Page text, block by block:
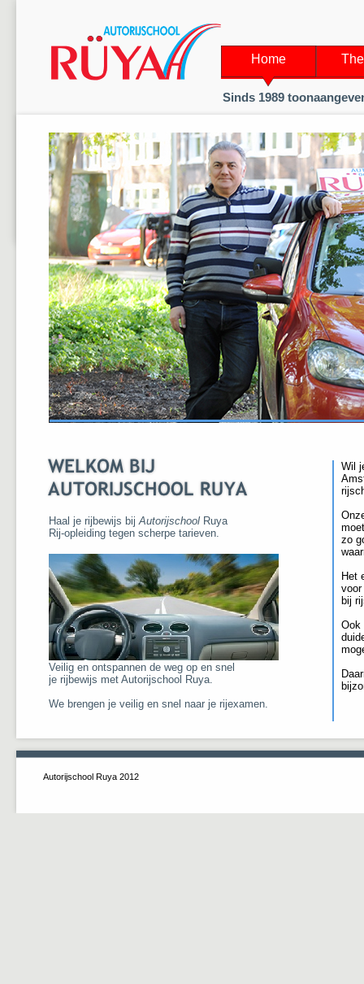
Autorijschool Ruya 2012
Home
Sinds 1989
Haal je rijbewijs bijAutorijschool Ruya
Rij-opleiding tegen scherpe tarieven.
Veilig en ontspannen de weg op en snel
je rijbewijs met Autorijschool Ruya.
We brengen je veilig en snel naar je rijexamen.
Wil
zo
Het
bij
Ook